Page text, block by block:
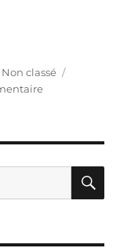
Catégories
Non classé
sur